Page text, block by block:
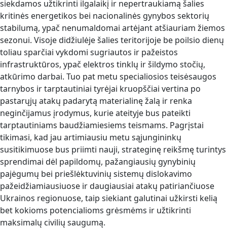
siekdamos užtikrinti ilgalaikį ir nepertraukiamą šalies
kritinės energetikos bei nacionalinės gynybos sektorių
stabilumą, ypač nenumaldomai artėjant atšiauriam žiemos
sezonui. Visoje didžiulėje šalies teritorijoje be poilsio dienų
toliau sparčiai vykdomi sugriautos ir pažeistos
infrastruktūros, ypač elektros tinklų ir šildymo stočių,
atkūrimo darbai. Tuo pat metu specialiosios teisėsaugos
tarnybos ir tarptautiniai tyrėjai kruopščiai vertina po
pastarųjų atakų padarytą materialinę žalą ir renka
neginčijamus įrodymus, kurie ateityje bus pateikti
tarptautiniams baudžiamiesiems teismams. Pagrįstai
tikimasi, kad jau artimiausiu metu sąjungininkų
susitikimuose bus priimti nauji, strateginę reikšmę turintys
sprendimai dėl papildomų, pažangiausių gynybinių
pajėgumų bei priešlėktuvinių sistemų dislokavimo
pažeidžiamiausiuose ir daugiausiai atakų patiriančiuose
Ukrainos regionuose, taip siekiant galutinai užkirsti kelią
bet kokioms potencialioms grėsmėms ir užtikrinti
maksimalų civilių saugumą.